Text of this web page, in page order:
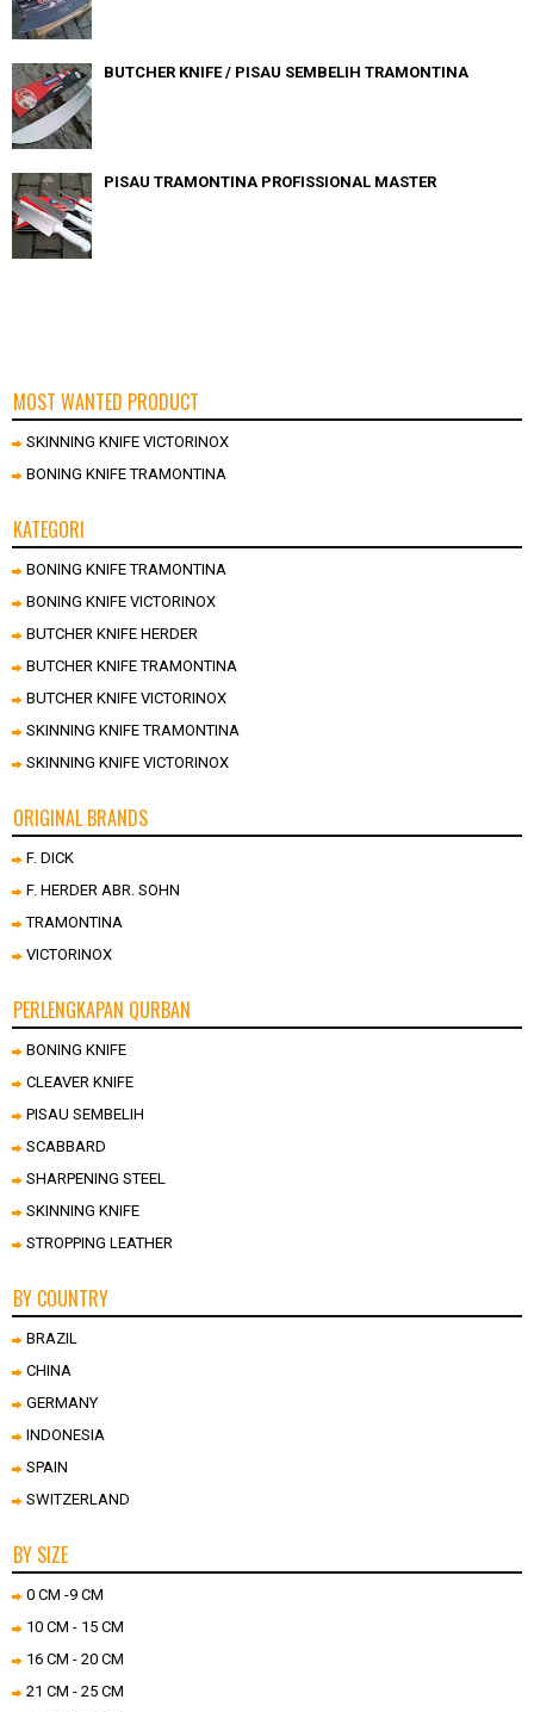
BUTCHER KNIFE / PISAU SEMBELIH TRAMONTINA
PISAU TRAMONTINA PROFISSIONAL MASTER
MOST WANTED PRODUCT
SKINNING KNIFE VICTORINOX
BONING KNIFE TRAMONTINA
KATEGORI
BONING KNIFE TRAMONTINA
BONING KNIFE VICTORINOX
BUTCHER KNIFE HERDER
BUTCHER KNIFE TRAMONTINA
BUTCHER KNIFE VICTORINOX
SKINNING KNIFE TRAMONTINA
SKINNING KNIFE VICTORINOX
ORIGINAL BRANDS
F. DICK
F. HERDER ABR. SOHN
TRAMONTINA
VICTORINOX
PERLENGKAPAN QURBAN
BONING KNIFE
CLEAVER KNIFE
PISAU SEMBELIH
SCABBARD
SHARPENING STEEL
SKINNING KNIFE
STROPPING LEATHER
BY COUNTRY
BRAZIL
CHINA
GERMANY
INDONESIA
SPAIN
SWITZERLAND
BY SIZE
0 CM -9 CM
10 CM - 15 CM
16 CM - 20 CM
21 CM - 25 CM